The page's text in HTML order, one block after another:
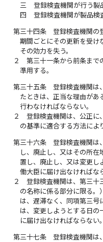
三
登録検査機関が行う製
四
登録検査機関が製品検
第三十四条
登録検査機関の
期間ごとにその更新を受け
その効力を失う。
２
第三十一条から前条まで
準用する。
第三十五条
登録検査機関は
たときは、正当な理由があ
行わなければならない。
２
登録検査機関は、公正に
の基準に適合する方法によ
第三十六条
登録検査機関は
し、廃止し、又はその所
置し、廃止し、又は変更し
働大臣に届け出なければな
２
登録検査機関は、第三十
の名称に係る部分に限る。
は、遅滞なく、同項第三号
は、変更しようとする日の
に届け出なければならない。
第三十七条
登録検査機関は